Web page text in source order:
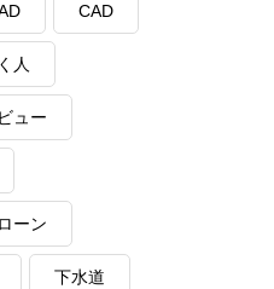
CAD
人
ュー
ーン
下水道